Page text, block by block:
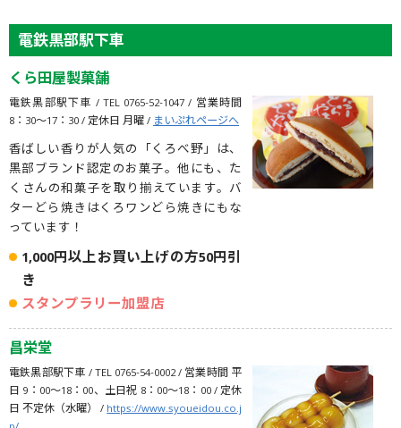
電鉄黒部駅下車
くら田屋製菓舗
電鉄黒部駅下車 / TEL 0765-52-1047 / 営業時間
8：30〜17：30 / 定休日 月曜 /まいぷれページへ
香ばしい香りが人気の「くろべ野」は、
黒部ブランド認定のお菓子。他にも、た
くさんの和菓子を取り揃えています。バ
ターどら焼きはくろワンどら焼きにもな
っています！
1,000円以上お買い上げの方50円引
き
スタンプラリー加盟店
昌栄堂
電鉄黒部駅下車 / TEL 0765-54-0002 / 営業時間 平
日 9：00〜18：00、土日祝 8：00～18：00 / 定休
日 不定休（水曜） /https://www.syoueidou.co.j